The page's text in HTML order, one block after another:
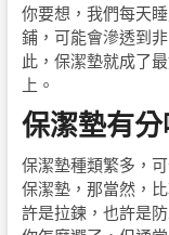
你要想，我們每天
鋪，可能會滲透到
此，保潔墊就成了
上。
保潔墊有
保潔墊種類繁多，
保潔墊，那當然，
許是拉鍊，也許是